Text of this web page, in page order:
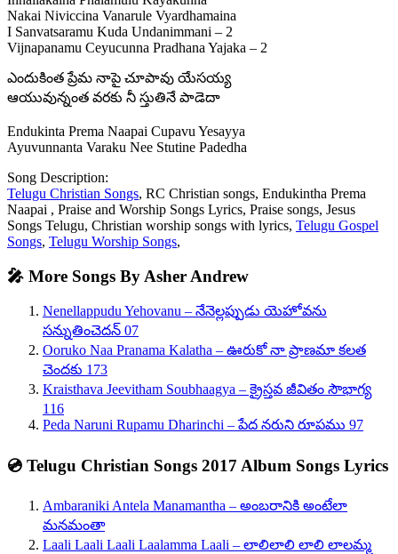
Nakai Niviccina Vanarule Vyardhamaina
I Sanvatsaramu Kuda Undanimmani – 2
Vijnapanamu Ceyucunna Pradhana Yajaka – 2
ఎందుకింత ప్రేమ నాపై చూపావు యేసయ్య
ఆయువున్నంత వరకు నీ స్తుతినే పాడెదా
Endukinta Prema Naapai Cupavu Yesayya
Ayuvunnanta Varaku Nee Stutine Padedha
Song Description:
Telugu Christian Songs, RC Christian songs, Endukintha Prema
Naapai , Praise and Worship Songs Lyrics, Praise songs, Jesus
Songs Telugu, Christian worship songs with lyrics, Telugu Gospel
Songs, Telugu Worship Songs,
🎤 More Songs By Asher Andrew
Nenellappudu Yehovanu – నేనెల్లప్పుడు యెహోవను
సన్నుతించెదన్ 07
Ooruko Naa Pranama Kalatha – ఊరుకో నా ప్రాణమా కలత
చెందకు 173
Kraisthava Jeevitham Soubhaagya – క్రైస్తవ జీవితం సౌభాగ్య
116
Peda Naruni Rupamu Dharinchi – పేద నరుని రూపము 97
💿 Telugu Christian Songs 2017 Album Songs Lyrics
Ambaraniki Antela Manamantha – అంబరానికి అంటేలా
మనమంతా
Laali Laali Laali Laalamma Laali – లాలిలాలి లాలి లాలమ్మ